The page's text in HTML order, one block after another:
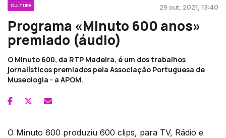
CULTURA 29 out, 2021, 13:40
Programa «Minuto 600 anos»
premiado (áudio)
O Minuto 600, da RTP Madeira, é um dos trabalhos
jornalísticos premiados pela Associação Portuguesa de
Museologia - a APOM.
O Minuto 600 produziu 600 clips, para TV, Rádio e